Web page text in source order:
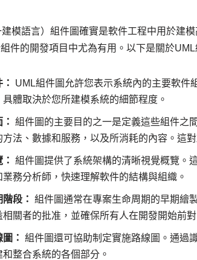
模語言）組件圖確實是軟件工程中用於建
件的開發項目中尤為有用。以下是關於UML
UML組件圖允許您表示系統內的主要軟件
具體取決於您所建模系統的細節程度。
組件圖的主要目的之一是定義這些組件之
方法、數據和服務，以及所消耗的內容。這
組件圖提供了系統架構的清晰視覺概覽。
業務分析師，快速理解軟件的結構與組織。
段： 組件圖通常在專案生命周期的早期繪
相關者的批准，並確保所有人在開發開始前
： 組件圖還可協助制定實施路線圖。通過
整合系統的各個部分。